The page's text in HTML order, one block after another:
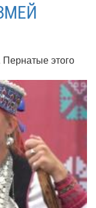
Пернатые этого